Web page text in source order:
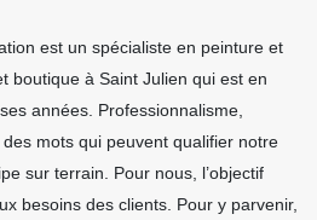
est un spécialiste en peinture et
boutique à Saint Julien qui est en
années. Professionnalisme,
mots qui peuvent qualifier notre
sur terrain. Pour nous, l’objectif
besoins des clients. Pour y parvenir,